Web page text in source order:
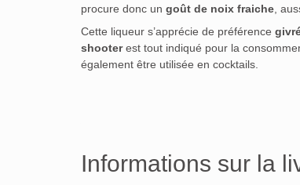
procure donc un goût de noix fraiche,
Cette liqueur s’apprécie de préférence
shooterest tout indiqué pour la
également être utilisée en cocktails.
Informations sur la